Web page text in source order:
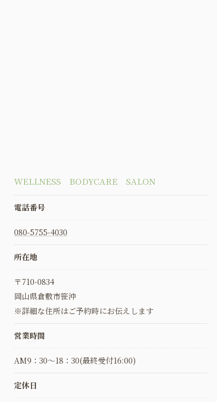
WELLNESS BODYCARE SALON
電話番号
080-5755-4030
所在地
〒710-0834
岡山県倉敷市笹沖
※詳細な住所はご予約時にお伝えします
営業時間
AM9：30〜18：30(最終受付16:00)
定休日